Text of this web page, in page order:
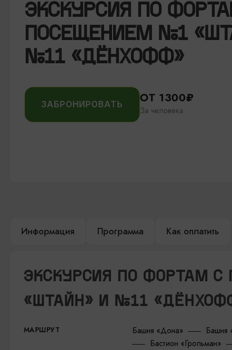
ЭКСКУРСИЯ ПО
ПОСЕЩЕНИЕМ №1
№11 «ДЁНХОФФ»
ЗАБРОНИРОВАТЬ ОТ 1300₽
За человека
Информация Программа Как оплатить
ЭКСКУРСИЯ ПО ФОРТАМ
«ШТАЙН» И №11
МАРШРУТ Башня «Дона» Башня
Бастион «Грольман»